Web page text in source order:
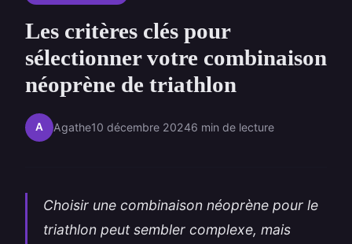
Les critères clés pour
sélectionner votre combinaison
néoprène de triathlon
A Agathe10 décembre 20246 min de lecture
Choisir une combinaison néoprène pour le
triathlon peut sembler complexe, mais